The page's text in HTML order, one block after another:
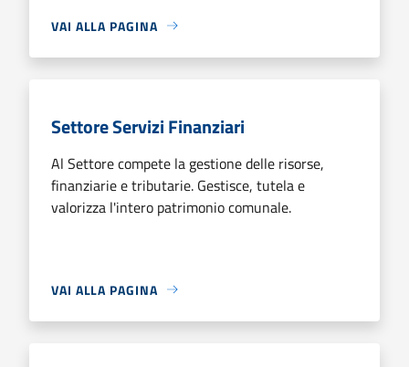
VAI ALLA PAGINA
Settore Servizi Finanziari
Al Settore compete la gestione delle risorse,
finanziarie e tributarie. Gestisce, tutela e
valorizza l'intero patrimonio comunale.
VAI ALLA PAGINA